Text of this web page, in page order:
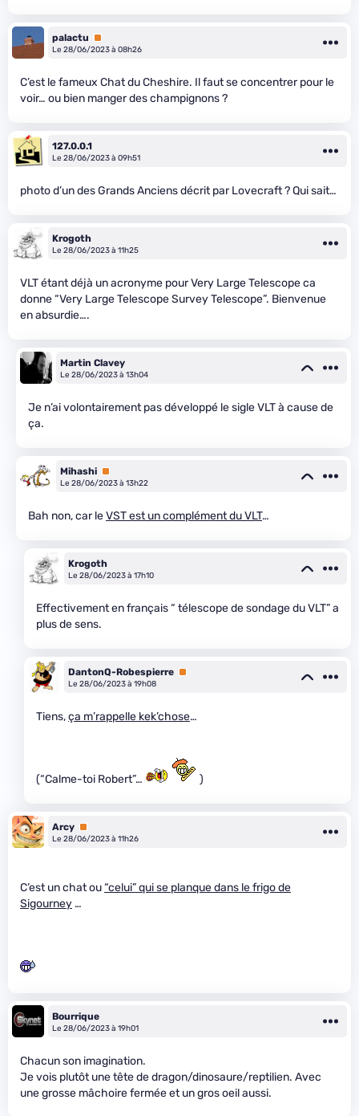
palactu
Premium
Le 28/06/2023 à 08h26
C’est le fameux Chat du Cheshire. Il faut se concentrer pour le
voir… ou bien manger des champignons ?
127.0.0.1
Le 28/06/2023 à 09h51
photo d’un des Grands Anciens décrit par Lovecraft ? Qui sait…
Krogoth
Le 28/06/2023 à 11h25
VLT étant déjà un acronyme pour Very Large Telescope ca
donne “Very Large Telescope Survey Telescope”. Bienvenue
en absurdie….
Martin Clavey
Le 28/06/2023 à 13h04
Je n’ai volontairement pas développé le sigle VLT à cause de
ça.
Mihashi Premium
Le 28/06/2023 à 13h22
Bah non, car leVST est un complément du VLT…
Krogoth
Le 28/06/2023 à 17h10
Effectivement en français “ télescope de sondage du VLT” a
plus de sens.
DantonQ-Robespierre Premium
Le 28/06/2023 à 19h08
Tiens,ça m’rappelle kek’chose…
(“Calme-toi Robert”… )
Arcy Premium
Le 28/06/2023 à 11h26
C’est un chat ou“celui” qui se planque dans le frigo de
Sigourney …
Bourrique
Le 28/06/2023 à 19h01
Chacun son imagination.
Je vois plutôt une tête de dragon/dinosaure/reptilien. Avec
une grosse mâchoire fermée et un gros oeil aussi.